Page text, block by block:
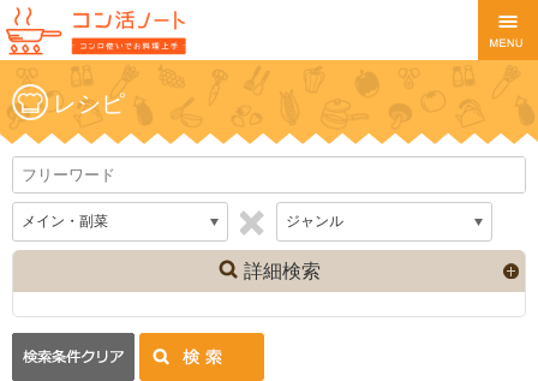
レシピ
詳細検索